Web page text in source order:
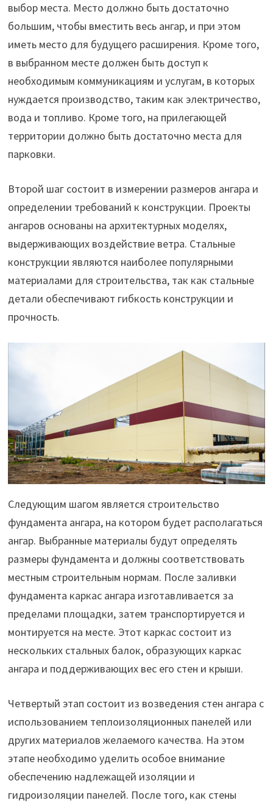
выбор места. Место должно быть достаточно
большим, чтобы вместить весь ангар, и при этом
иметь место для будущего расширения. Кроме того,
в выбранном месте должен быть доступ к
необходимым коммуникациям и услугам, в которых
нуждается производство, таким как электричество,
вода и топливо. Кроме того, на прилегающей
территории должно быть достаточно места для
парковки.
Второй шаг состоит в измерении размеров ангара и
определении требований к конструкции. Проекты
ангаров основаны на архитектурных моделях,
выдерживающих воздействие ветра. Стальные
конструкции являются наиболее популярными
материалами для строительства, так как стальные
детали обеспечивают гибкость конструкции и
прочность.
Следующим шагом является строительство
фундамента ангара, на котором будет располагаться
ангар. Выбранные материалы будут определять
размеры фундамента и должны соответствовать
местным строительным нормам. После заливки
фундамента каркас ангара изготавливается за
пределами площадки, затем транспортируется и
монтируется на месте. Этот каркас состоит из
нескольких стальных балок, образующих каркас
ангара и поддерживающих вес его стен и крыши.
Четвертый этап состоит из возведения стен ангара с
использованием теплоизоляционных панелей или
других материалов желаемого качества. На этом
этапе необходимо уделить особое внимание
обеспечению надлежащей изоляции и
гидроизоляции панелей. После того, как стены